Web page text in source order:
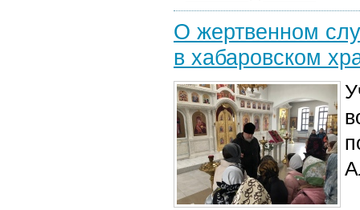
О жертвенном
в хабаровском